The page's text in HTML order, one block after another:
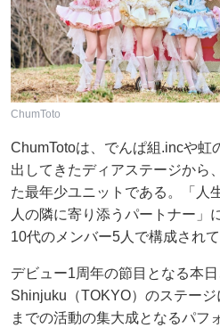
ChumToto
ChumTotoは、でんぱ組.incや虹
出してきたディアステージから
た最年少ユニットである。「人
人の隣に寄り添うパートナー」
10代のメンバー5人で構成されて
デビュー1周年の節目となる本
Shinjuku（TOKYO）のステー
までの活動の集大成となるパフ